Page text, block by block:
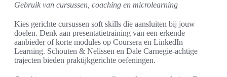
Gebruik van cursussen, coaching en microlearning
Kies gerichte cursussen soft skills die aansluiten bij jouw
doelen. Denk aan presentatietraining van een erkende
aanbieder of korte modules op Coursera en LinkedIn
Learning. Schouten & Nelissen en Dale Carnegie-achtige
trajecten bieden praktijkgerichte oefeningen.